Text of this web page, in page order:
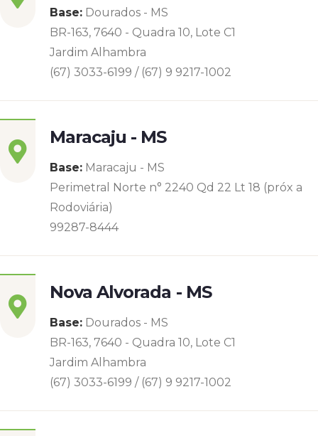
Base: Dourados - MS
BR-163, 7640 - Quadra 10, Lote C1
Jardim Alhambra
(67) 3033-6199 / (67) 9 9217-1002
Maracaju - MS
Base: Maracaju - MS
Perimetral Norte n° 2240 Qd 22 Lt 18 (próx a
Rodoviária)
99287-8444
Nova Alvorada - MS
Base: Dourados - MS
BR-163, 7640 - Quadra 10, Lote C1
Jardim Alhambra
(67) 3033-6199 / (67) 9 9217-1002